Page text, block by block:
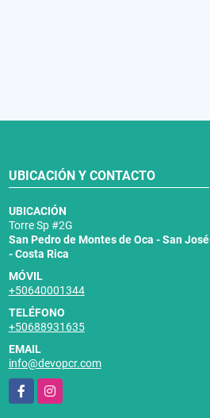
UBICACIÓN Y CONTACTO
UBICACIÓN
Torre Sp #2G
San Pedro de Montes de Oca - San José
- Costa Rica
MÓVIL
+50640001344
TELÉFONO
+50688931635
EMAIL
info@devopcr.com
FacebookInstagram